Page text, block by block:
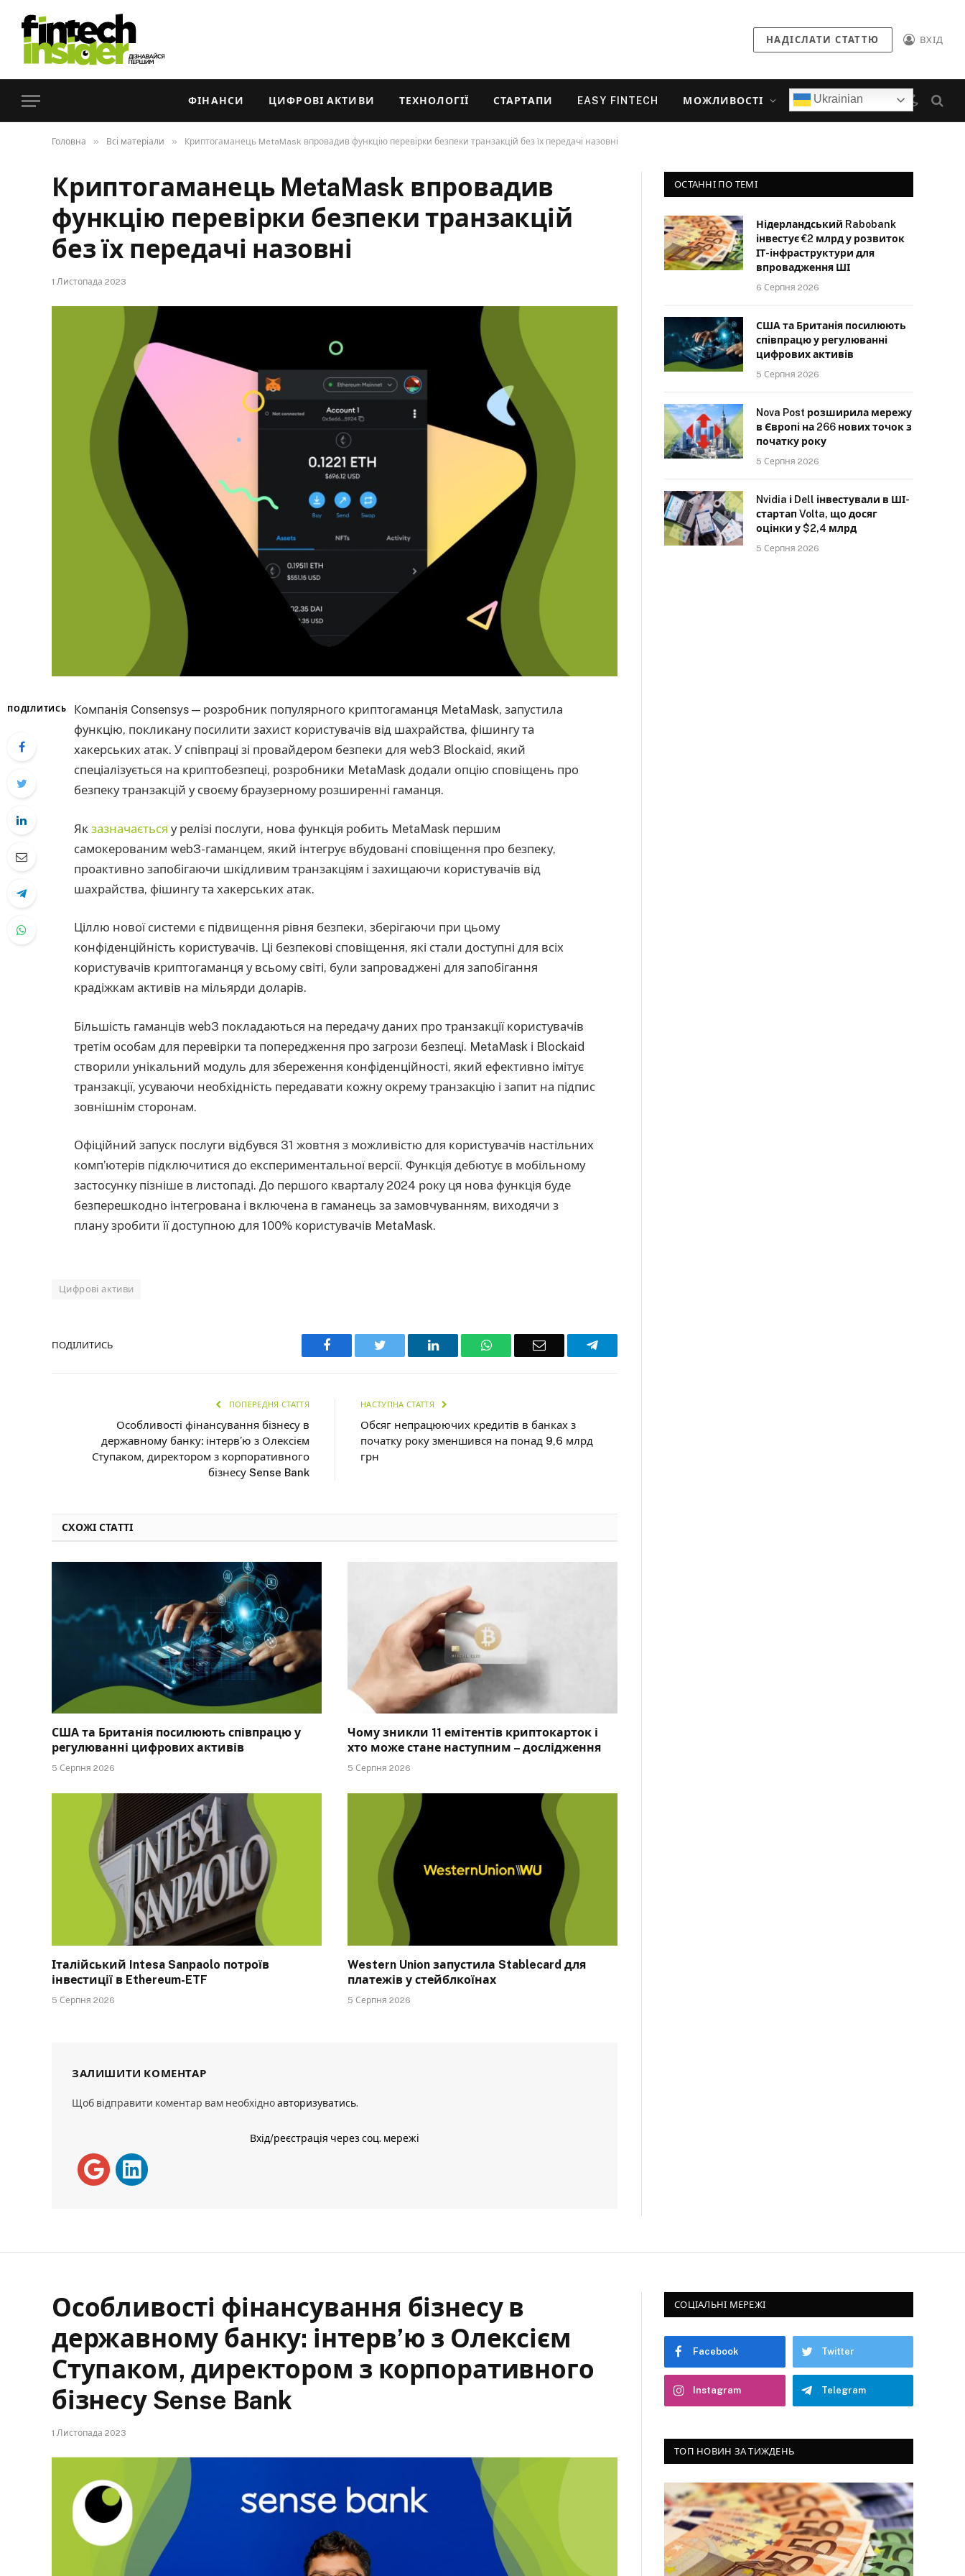
НАДІСЛАТИ СТАТТЮ ВХІД
ФІНАНСИ ЦИФРОВІ АКТИВИ ТЕХНОЛОГІЇ СТАРТАПИ EASY FINTECH МОЖЛИВОСТІ Ukrainian
Головна » Всі матеріали » Криптогаманець MetaMask впровадив функцію перевірки безпеки транзакцій без їх передачі назовні
Криптогаманець MetaMask впровадив
функцію перевірки безпеки транзакцій
без їх передачі назовні
1 Листопада 2023
ПОДІЛИТИСЬ
Компанія Consensys — розробник популярного криптогаманця MetaMask, запустила
функцію, покликану посилити захист користувачів від шахрайства, фішингу та
хакерських атак. У співпраці зі провайдером безпеки для web3 Blockaid, який
спеціалізується на криптобезпеці, розробники MetaMask додали опцію сповіщень про
безпеку транзакцій у своєму браузерному розширенні гаманця.
Як зазначається у релізі послуги, нова функція робить MetaMask першим
самокерованим web3-гаманцем, який інтегрує вбудовані сповіщення про безпеку,
проактивно запобігаючи шкідливим транзакціям і захищаючи користувачів від
шахрайства, фішингу та хакерських атак.
Ціллю нової системи є підвищення рівня безпеки, зберігаючи при цьому
конфіденційність користувачів. Ці безпекові сповіщення, які стали доступні для всіх
користувачів криптогаманця у всьому світі, були запроваджені для запобігання
крадіжкам активів на мільярди доларів.
Більшість гаманців web3 покладаються на передачу даних про транзакції користувачів
третім особам для перевірки та попередження про загрози безпеці. MetaMask і Blockaid
створили унікальний модуль для збереження конфіденційності, який ефективно імітує
транзакції, усуваючи необхідність передавати кожну окрему транзакцію і запит на підпис
зовнішнім сторонам.
Офіційний запуск послуги відбувся 31 жовтня з можливістю для користувачів настільних
комп’ютерів підключитися до експериментальної версії. Функція дебютує в мобільному
застосунку пізніше в листопаді. До першого кварталу 2024 року ця нова функція буде
безперешкодно інтегрована і включена в гаманець за замовчуванням, виходячи з
плану зробити її доступною для 100% користувачів MetaMask.
Цифрові активи
ПОДІЛИТИСЬ Facebook Twitter LinkedIn WhatsAppEmail Telegram
ПОПЕРЕДНЯ СТАТТЯ
Особливості фінансування бізнесу в
державному банку: інтерв’ю з Олексієм
Ступаком, директором з корпоративного
бізнесу Sense Bank
НАСТУПНА СТАТТЯ
Обсяг непрацюючих кредитів в банках з
початку року зменшився на понад 9,6 млрд
грн
СХОЖІ СТАТТІ
США та Британія посилюють співпрацю у
регулюванні цифрових активів
5 Серпня 2026
Чому зникли 11 емітентів криптокарток і
хто може стане наступним – дослідження
5 Серпня 2026
Італійський Intesa Sanpaolo потроїв
інвестиції в Ethereum-ETF
5 Серпня 2026
Western Union запустила Stablecard для
платежів у стейблкоїнах
5 Серпня 2026
ЗАЛИШИТИ КОМЕНТАР
Щоб відправити коментар вам необхідноавторизуватись.
Вхід/реєстрація через соц. мережі
ОСТАННІ ПО ТЕМІ
Нідерландський Rabobank
інвестує €2 млрд у розвиток
ІТ-інфраструктури для
впровадження ШІ
6 Серпня 2026
США та Британія посилюють
співпрацю у регулюванні
цифрових активів
5 Серпня 2026
Nova Post розширила мережу
в Європі на 266 нових точок з
початку року
5 Серпня 2026
Nvidia і Dell інвестували в ШІ-
стартап Volta, що досяг
оцінки у $2,4 млрд
5 Серпня 2026
Особливості фінансування бізнесу в
державному банку: інтерв’ю з Олексієм
Ступаком, директором з корпоративного
бізнесу Sense Bank
1 Листопада 2023
СОЦІАЛЬНІ МЕРЕЖІ
Facebook Twitter
Instagram Telegram
ТОП НОВИН ЗА ТИЖДЕНЬ